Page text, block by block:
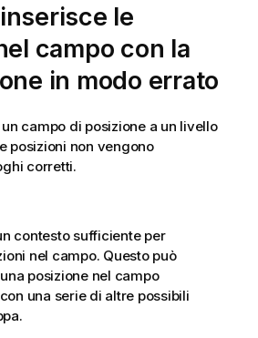
le
campo con la
in modo errato
campo di posizione a un livello
posizioni non vengono
corretti.
contesto sufficiente per
nel campo. Questo può
posizione nel campo
una serie di altre possibili